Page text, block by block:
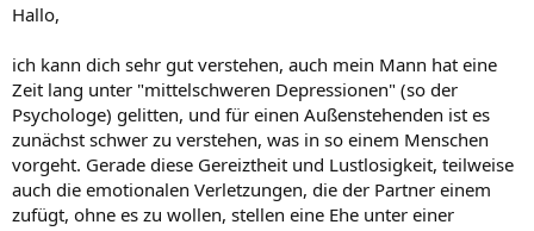
Hallo,
ich kann dich sehr gut verstehen, auch mein Mann hat eine
Zeit lang unter "mittelschweren Depressionen" (so der
Psychologe) gelitten, und für einen Außenstehenden ist es
zunächst schwer zu verstehen, was in so einem Menschen
vorgeht. Gerade diese Gereiztheit und Lustlosigkeit, teilweise
auch die emotionalen Verletzungen, die der Partner einem
zufügt, ohne es zu wollen, stellen eine Ehe unter einer